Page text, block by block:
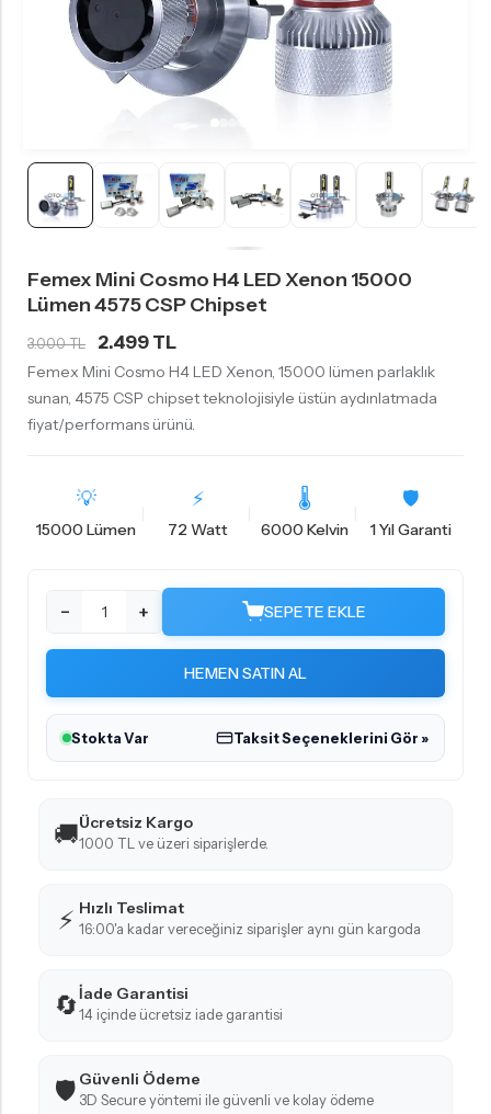
Femex Mini Cosmo H4 LED Xenon 15000
Lümen 4575 CSP Chipset
3.000 TL 2.499 TL
Femex Mini Cosmo H4 LED Xenon, 15000 lümen parlaklık
sunan, 4575 CSP chipset teknolojisiyle üstün aydınlatmada
fiyat/performans ürünü.
💡
15000 Lümen
⚡
72 Watt
🌡
6000 Kelvin
🛡️
1 Yıl Garanti
− + SEPETE EKLE
HEMEN SATIN AL
Stokta Var Taksit Seçeneklerini Gör »
🚚Ücretsiz Kargo
1000 TL ve üzeri siparişlerde.
⚡ Hızlı Teslimat
16:00'a kadar vereceğiniz siparişler aynı gün kargoda
🔄İade Garantisi
14 içinde ücretsiz iade garantisi
🛡️ Güvenli Ödeme
3D Secure yöntemi ile güvenli ve kolay ödeme